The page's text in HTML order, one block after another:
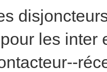
les inter